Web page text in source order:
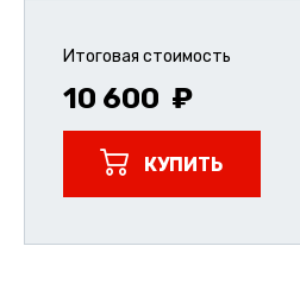
Итоговая стоимость
10 600
КУПИТЬ